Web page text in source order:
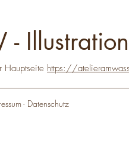
-
Hauptseite https://
- Datenschutz